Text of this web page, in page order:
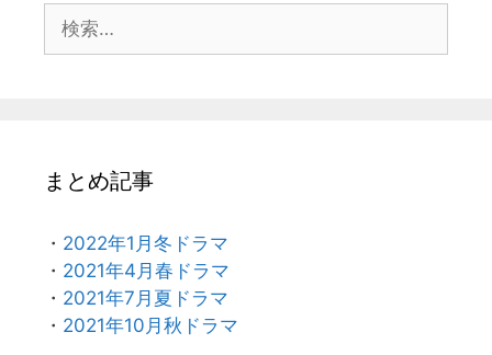
索:
まとめ記事
・ 2022年1月冬ドラマ
・ 2021年4月春ドラマ
・ 2021年7月夏ドラマ
・ 2021年10月秋ドラマ